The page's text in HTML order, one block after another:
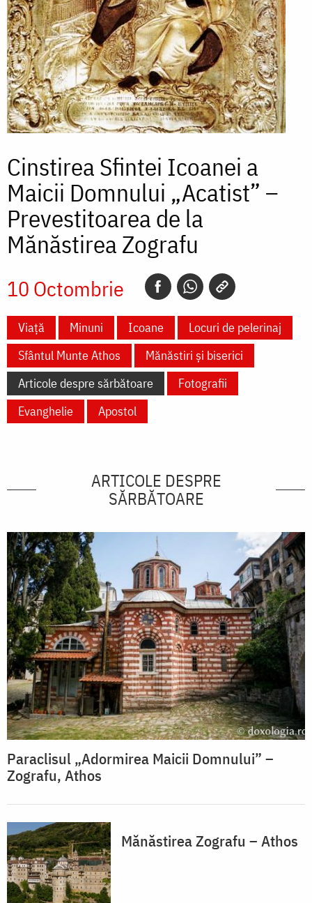
Cinstirea Sfintei Icoanei a
Maicii Domnului „Acatist” –
Prevestitoarea de la
Mănăstirea Zografu
10 Octombrie
Viață Minuni Icoane
Locuri de pelerinaj
Sfântul Munte Athos
Mănăstiri și biserici
Articole despre sărbătoare
Fotografii
Evanghelie
Apostol
ARTICOLE DESPRE
SĂRBĂTOARE
Paraclisul „Adormirea Maicii Domnului” –
Zografu, Athos
Mănăstirea Zografu – Athos